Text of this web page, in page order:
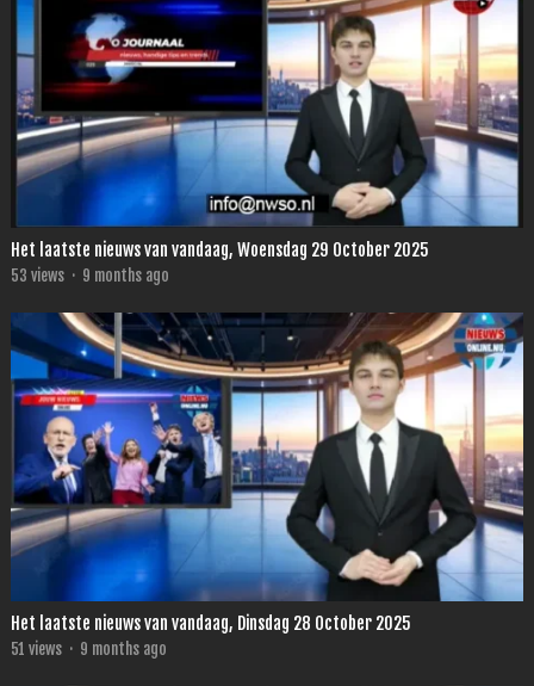
Het laatste nieuws van vandaag, Woensdag 29 October 2025
53 views · 9 months ago
Het laatste nieuws van vandaag, Dinsdag 28 October 2025
51 views · 9 months ago